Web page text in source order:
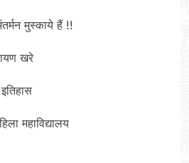
मुस्काये हैं !!
खरे
महाविद्यालय